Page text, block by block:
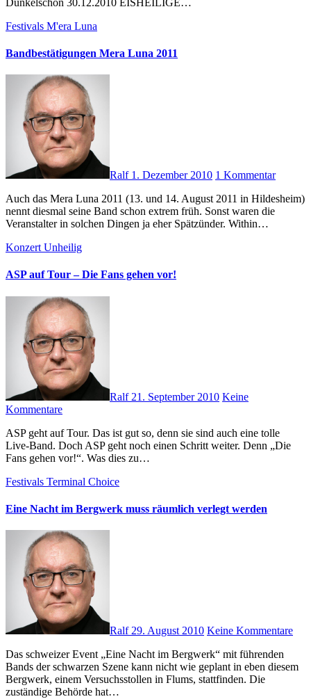
Festivals M'era Luna
Bandbestätigungen Mera Luna 2011
Ralf 1. Dezember 2010 1 Kommentar
Auch das Mera Luna 2011 (13. und 14. August 2011 in Hildesheim)
nennt diesmal seine Band schon extrem früh. Sonst waren die
Veranstalter in solchen Dingen ja eher Spätzünder. Within…
Konzert Unheilig
ASP auf Tour – Die Fans gehen vor!
Ralf 21. September 2010 Keine
Kommentare
ASP geht auf Tour. Das ist gut so, denn sie sind auch eine tolle
Live-Band. Doch ASP geht noch einen Schritt weiter. Denn „Die
Fans gehen vor!“. Was dies zu…
Festivals Terminal Choice
Eine Nacht im Bergwerk muss räumlich verlegt werden
Ralf 29. August 2010 Keine Kommentare
Das schweizer Event „Eine Nacht im Bergwerk“ mit führenden
Bands der schwarzen Szene kann nicht wie geplant in eben diesem
Bergwerk, einem Versuchsstollen in Flums, stattfinden. Die
zuständige Behörde hat…